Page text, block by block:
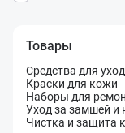
Товары
Средства для
Краски для кожи
Наборы для
Уход за замшей и
Чистка и защита